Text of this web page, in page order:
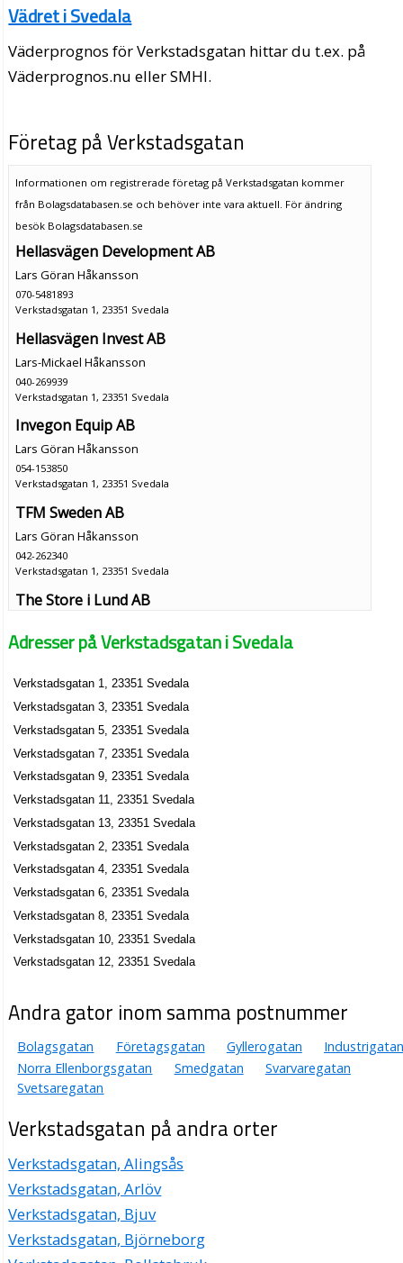
Vädret i Svedala
Väderprognos för Verkstadsgatan hittar du t.ex. på
Väderprognos.nu eller SMHI.
Företag på Verkstadsgatan
Informationen om registrerade företag på Verkstadsgatan kommer
från Bolagsdatabasen.se och behöver inte vara aktuell. För ändring
besök Bolagsdatabasen.se
Hellasvägen Development AB
Lars Göran Håkansson
070-5481893
Verkstadsgatan 1, 23351 Svedala
Hellasvägen Invest AB
Lars-Mickael Håkansson
040-269939
Verkstadsgatan 1, 23351 Svedala
Invegon Equip AB
Lars Göran Håkansson
054-153850
Verkstadsgatan 1, 23351 Svedala
TFM Sweden AB
Lars Göran Håkansson
042-262340
Verkstadsgatan 1, 23351 Svedala
The Store i Lund AB
040-6112325
UB Direkt AB
Lars Göran Håkansson
040-6656653
UBD Cleantech AB
Lars Göran Håkansson
040-408500
Verkstadsgatan 1, 23351 Svedala
MacNil Restaurang AB
Bengt-Göran Nilsson
Verkstadsgatan 13, 23351 Svedala
Enterprise Ytbehandling Scandinavia AB
Lars Mikael Ingmar Bengtsson
Verkstadsgatan 4, 23351 Svedala
Hans Ebbe Thomas Persson
040-402920
Verkstadsgatan 7, 23351 Svedala
Svedala Rostfria Holding AB
Verkstadsgatan 7, 23351 Svedala
Swedala Outlet AB
Conny Lars-Inge Mårtensson
Adresser på Verkstadsgatan i Svedala
Verkstadsgatan 1, 23351 Svedala
Verkstadsgatan 3, 23351 Svedala
Verkstadsgatan 5, 23351 Svedala
Verkstadsgatan 7, 23351 Svedala
Verkstadsgatan 9, 23351 Svedala
Verkstadsgatan 11, 23351 Svedala
Verkstadsgatan 13, 23351 Svedala
Verkstadsgatan 2, 23351 Svedala
Verkstadsgatan 4, 23351 Svedala
Verkstadsgatan 6, 23351 Svedala
Verkstadsgatan 8, 23351 Svedala
Verkstadsgatan 10, 23351 Svedala
Verkstadsgatan 12, 23351 Svedala
Andra gator inom samma postnummer
Bolagsgatan Företagsgatan Gyllerogatan
Industrigatan
Norra Ellenborgsgatan
Smedgatan
Svarvaregatan
Svetsaregatan
Verkstadsgatan på andra orter
Verkstadsgatan, Alingsås
Verkstadsgatan, Arlöv
Verkstadsgatan, Bjuv
Verkstadsgatan, Björneborg